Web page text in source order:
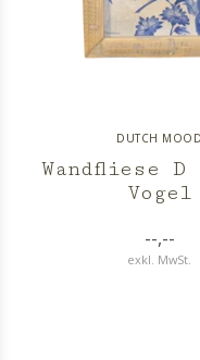
DUTCH MOOD
Wandfliese
Vogel
--,--
exkl. MwSt.